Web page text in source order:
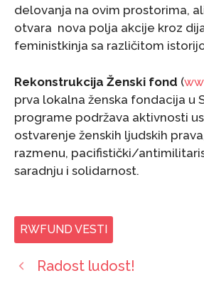
delovanja na ovim prostorima,
otvara nova polja akcije kroz
feministkinja sa različitom
Rekonstrukcija Ženski fond (
prva lokalna ženska fondacija u
programe podržava aktivnosti
ostvarenje ženskih ljudskih
razmenu, pacifistički/
saradnju i solidarnost.
RWFUND VESTI
Radost ludost!